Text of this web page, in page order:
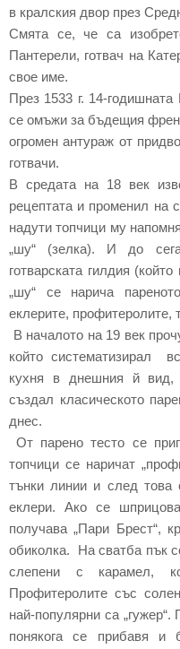
в кралския двор през
Смята се, че са
Пантерели, готвач на
свое име.
През 1533 г. 14-
се омъжи за бъдещия
огромен антураж от
готвачи.
В средата на 18 век
рецептата и променил на
надути топчици му
„шу“ (зелка). И до
готварската гилдия
„шу“ се нарича
еклерите, профитеролите,
В началото на 19 век
който систематизирал
кухня в днешния й вид,
създал класическото
днес.
От парено тесто се
топчици се наричат
тънки линии и след това
еклери. Ако се
получава „Пари Брест“,
обиколка. На сватба пък
слепени с карамел,
Профитеролите със
най-популярни са
понякога се прибавя и